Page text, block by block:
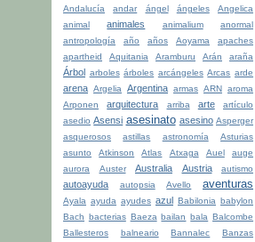
Andalucía
andar ángel ángeles
Angelica
animal
animales animalium
anormal
antropología
año años Aoyama
apaches
apartheid
Aquitania Aramburu Arán araña
Árbol arboles árboles arcángeles Arcas arde
arena Argelia Argentina armas ARN aroma
Arponen
arquitectura arriba arte
artículo
asedio Asensi asesinato asesino Asperger
asquerosos
astillas astronomía
Asturias
asunto
Atkinson Atlas Atxaga Auel
auge
aurora
Auster Australia Austria autismo
autoayuda autopsia Avello aventuras
Ayala ayuda ayudes azul Babilonia babylon
Bach bacterias Baeza bailan bala Balcombe
Ballesteros
balneario Bannalec
Banzas